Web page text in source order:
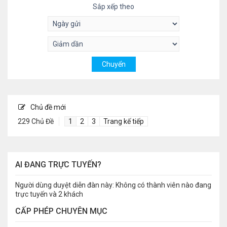
Sắp xếp theo
Chủ đề mới
229 Chủ Đề
1 2 3 Trang kế tiếp
AI ĐANG TRỰC TUYẾN?
Người dùng duyệt diễn đàn này: Không có thành viên nào đang
trực tuyến và 2 khách
CẤP PHÉP CHUYÊN MỤC